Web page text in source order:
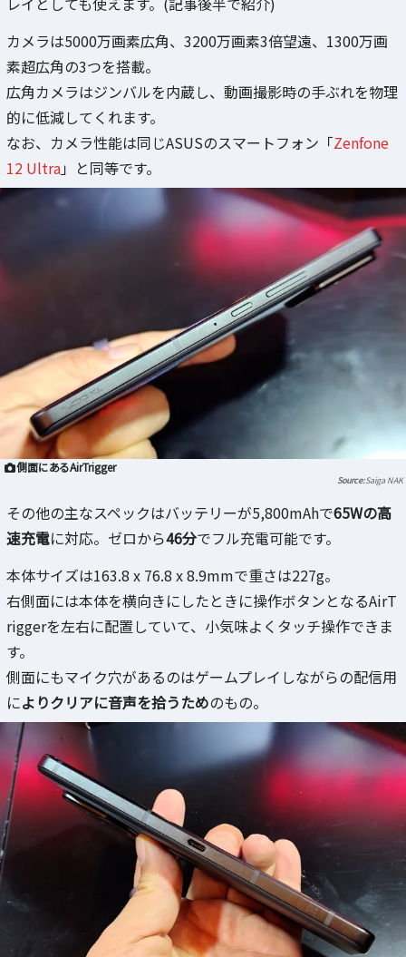
カメラは5000万画素広角、3200万画素3倍望遠、1300万画
素超広角の3つを搭載。
広角カメラはジンバルを内蔵し、動画撮影時の手ぶれを物理
的に低減してくれます。
なお、カメラ性能は同じASUSのスマートフォン「Zenfone
12 Ultra」と同等です。
側面にあるAirTrigger
Saiga NAK
その他の主なスペックはバッテリーが5,800mAhで65Wの高
速充電に対応。ゼロから46分でフル充電可能です。
本体サイズは163.8 x 76.8 x 8.9mmで重さは227g。
右側面には本体を横向きにしたときに操作ボタンとなるAirT
riggerを左右に配置していて、小気味よくタッチ操作できま
す。
側面にもマイク穴があるのはゲームプレイしながらの配信用
によりクリアに音声を拾うためのもの。